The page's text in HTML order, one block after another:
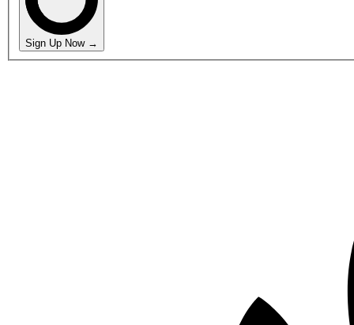
Sign Up Now →